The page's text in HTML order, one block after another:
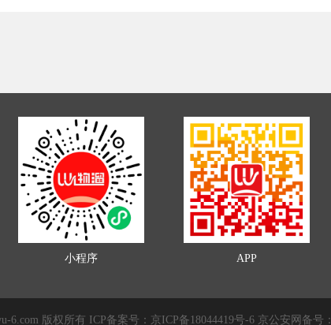
小程序 APP
6.com 版权所有 ICP备案号： 京ICP备18044419号-6京公安网备号：